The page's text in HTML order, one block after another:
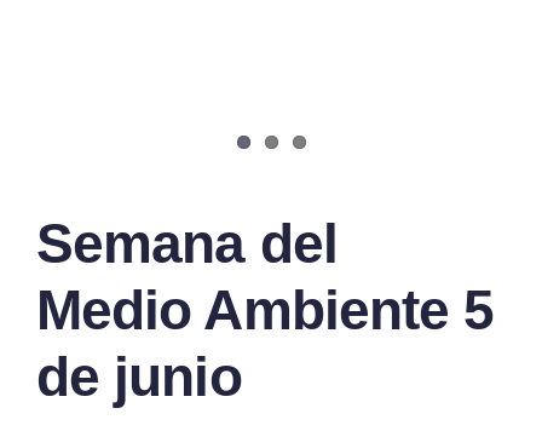
Semana del
Medio Ambiente 5
de junio